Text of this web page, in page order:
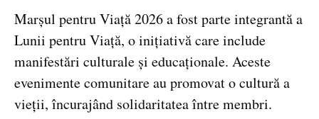
Marșul pentru Viață 2026 a fost parte integrantă a
Lunii pentru Viață, o inițiativă care include
manifestări culturale și educaționale. Aceste
evenimente comunitare au promovat o cultură a
vieții, încurajând solidaritatea între membri.